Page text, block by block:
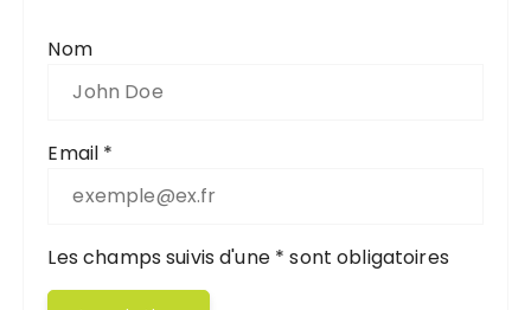
Nom
Email *
Les champs suivis d'une * sont obligatoires